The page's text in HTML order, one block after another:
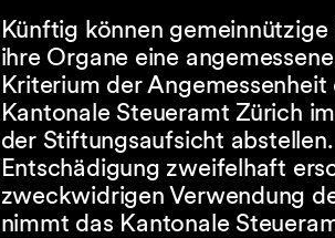
Künftig können
ihre Organe eine
Kriterium der
Kantonale Steueramt Zürich
der Stiftungsaufsicht
Entschädigung zweifelhaft
zweckwidrigen Verwendung
nimmt das Kantonale